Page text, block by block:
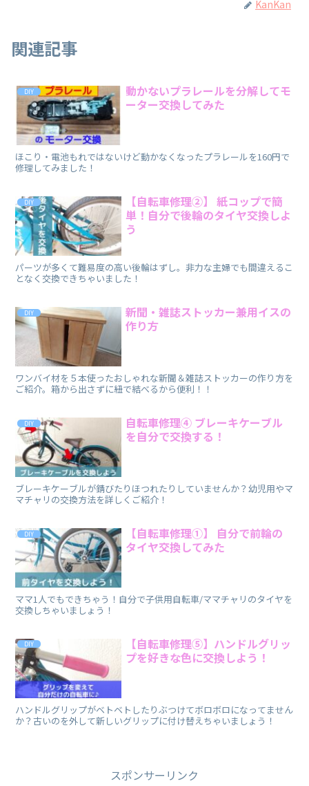
KanKan
関連記事
DIY
動かないプラレールを分解してモ
ーター交換してみた
ほこり・電池もれではないけど動かなくなったプラレールを160円で
修理してみました！
DIY
【自転車修理②】 紙コップで簡
単！自分で後輪のタイヤ交換しよ
う
パーツが多くて難易度の高い後輪はずし。非力な主婦でも間違えるこ
となく交換できちゃいました！
DIY
新聞・雑誌ストッカー兼用イスの
作り方
ワンバイ材を５本使ったおしゃれな新聞＆雑誌ストッカーの作り方を
ご紹介。箱から出さずに紐で結べるから便利！！
DIY
自転車修理④ ブレーキケーブル
を自分で交換する！
ブレーキケーブルが錆びたりほつれたりしていませんか？幼児用やマ
マチャリの交換方法を詳しくご紹介！
DIY
【自転車修理①】 自分で前輪の
タイヤ交換してみた
ママ1人でもできちゃう！自分で子供用自転車/ママチャリのタイヤを
交換しちゃいましょう！
DIY
【自転車修理⑤】ハンドルグリッ
プを好きな色に交換しよう！
ハンドルグリップがベトベトしたりぶつけてボロボロになってません
か？古いのを外して新しいグリップに付け替えちゃいましょう！
スポンサーリンク